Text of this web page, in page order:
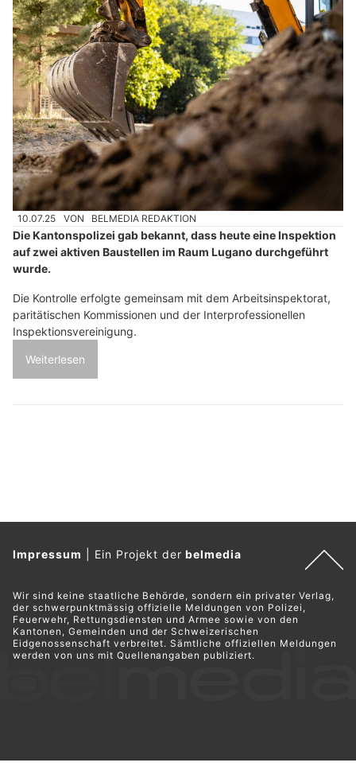
10.07.25 VON BELMEDIA REDAKTION
Die Kantonspolizei gab bekannt, dass heute eine Inspektion
auf zwei aktiven Baustellen im Raum Lugano durchgeführt
wurde.
Die Kontrolle erfolgte gemeinsam mit dem Arbeitsinspektorat,
paritätischen Kommissionen und der Interprofessionellen
Inspektionsvereinigung.
Weiterlesen
Impressum Ein Projekt derbelmedia
Wir sind keine staatliche Behörde, sondern ein privater Verlag,
der schwerpunktmässig offizielle Meldungen von Polizei,
Feuerwehr, Rettungsdiensten und Armee sowie von den
Kantonen, Gemeinden und der Schweizerischen
Eidgenossenschaft verbreitet. Sämtliche offiziellen Meldungen
werden von uns mit Quellenangaben publiziert.